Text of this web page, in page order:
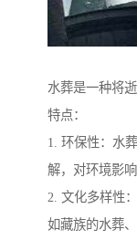
水葬是一种将
特点：
1. 环保性：水
解，对环境影
2. 文化多样性
如藏族的水葬